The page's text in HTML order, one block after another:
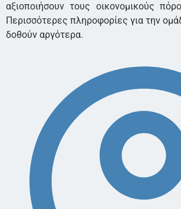
αξιοποιήσουν τους οικονομικούς
Περισσότερες πληροφορίες για την
δοθούν αργότερα.